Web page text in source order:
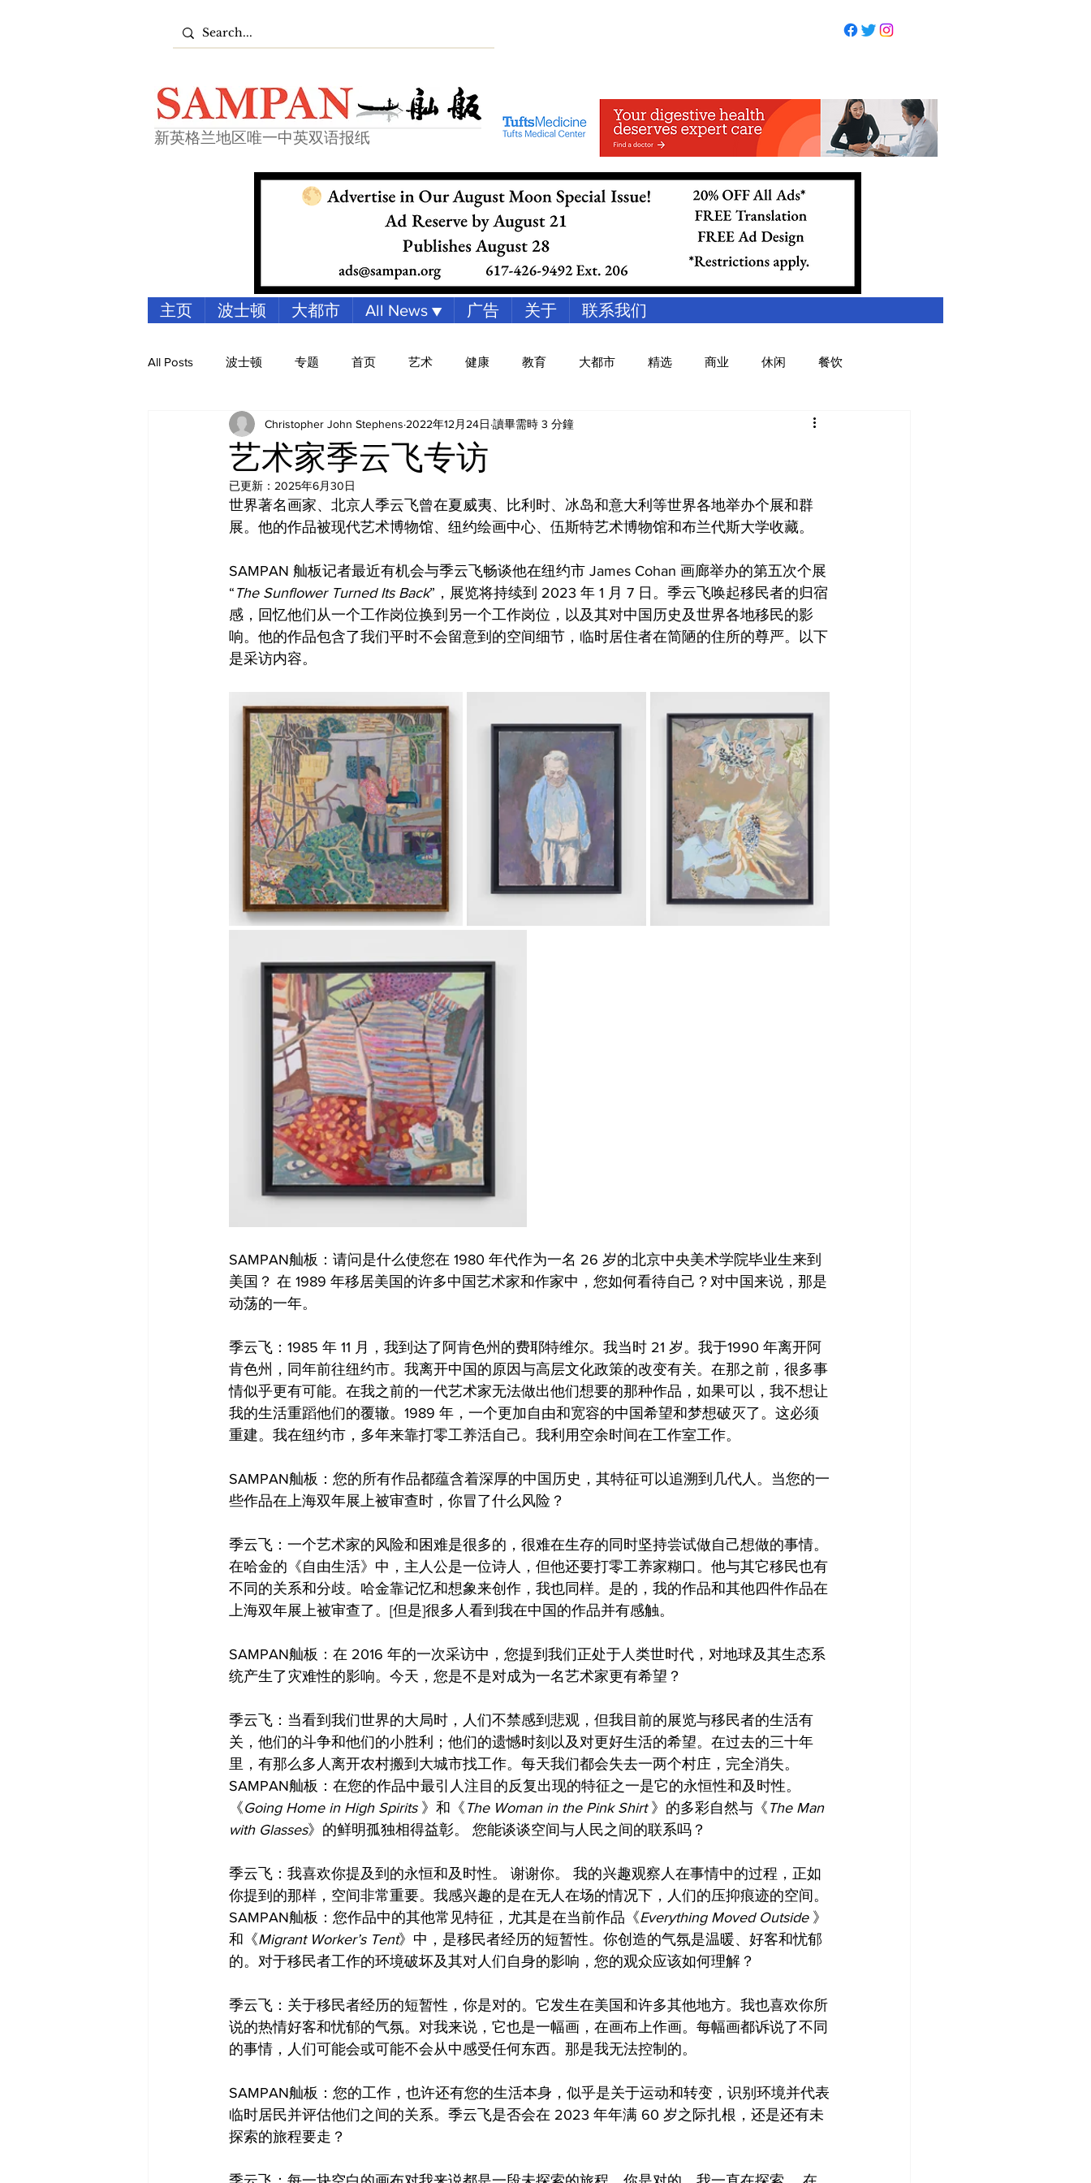
新英格兰地区唯一中英双语报纸
主页 波士顿 大都市 All News ▼ 广告 关于 联系我们
All Posts 波士顿 专题 首页 艺术 健康 教育 大都市 精选 商业 休闲 餐饮
艺术家季云飞专访
Christopher John Stephens 2022年12月24日 讀畢需時 3 分鐘
已更新： 2025年6月30日
世界著名画家、北京人季云飞曾在夏威夷、比利时、冰岛和意大利等世界各地举办个展和群
展。他的作品被现代艺术博物馆、纽约绘画中心、伍斯特艺术博物馆和布兰代斯大学收藏。
SAMPAN 舢板记者最近有机会与季云飞畅谈他在纽约市 James Cohan 画廊举办的第五次个展
“ The Sunflower Turned Its Back”，展览将持续到 2023 年 1 月 7 日。季云飞唤起移民者的归宿
感，回忆他们从一个工作岗位换到另一个工作岗位，以及其对中国历史及世界各地移民的影
响。他的作品包含了我们平时不会留意到的空间细节，临时居住者在简陋的住所的尊严。以下
是采访内容。
SAMPAN舢板：请问是什么使您在 1980 年代作为一名 26 岁的北京中央美术学院毕业生来到
美国？ 在 1989 年移居美国的许多中国艺术家和作家中，您如何看待自己？对中国来说，那是
动荡的一年。
季云飞：1985 年 11 月，我到达了阿肯色州的费耶特维尔。我当时 21 岁。我于1990 年离开阿
肯色州，同年前往纽约市。我离开中国的原因与高层文化政策的改变有关。在那之前，很多事
情似乎更有可能。在我之前的一代艺术家无法做出他们想要的那种作品，如果可以，我不想让
我的生活重蹈他们的覆辙。1989 年，一个更加自由和宽容的中国希望和梦想破灭了。这必须
重建。我在纽约市，多年来靠打零工养活自己。我利用空余时间在工作室工作。
SAMPAN舢板：您的所有作品都蕴含着深厚的中国历史，其特征可以追溯到几代人。当您的一
些作品在上海双年展上被审查时，你冒了什么风险？
季云飞：一个艺术家的风险和困难是很多的，很难在生存的同时坚持尝试做自己想做的事情。
在哈金的《自由生活》中，主人公是一位诗人，但他还要打零工养家糊口。他与其它移民也有
不同的关系和分歧。哈金靠记忆和想象来创作，我也同样。是的，我的作品和其他四件作品在
上海双年展上被审查了。[但是]很多人看到我在中国的作品并有感触。
SAMPAN舢板：在 2016 年的一次采访中，您提到我们正处于人类世时代，对地球及其生态系
统产生了灾难性的影响。今天，您是不是对成为一名艺术家更有希望？
季云飞：当看到我们世界的大局时，人们不禁感到悲观，但我目前的展览与移民者的生活有
关，他们的斗争和他们的小胜利；他们的遗憾时刻以及对更好生活的希望。在过去的三十年
里，有那么多人离开农村搬到大城市找工作。每天我们都会失去一两个村庄，完全消失。
SAMPAN舢板：在您的作品中最引人注目的反复出现的特征之一是它的永恒性和及时性。
《Going Home in High Spirits 》和《 The Woman in the Pink Shirt 》的多彩自然与《 The Man
with Glasses》的鲜明孤独相得益彰。 您能谈谈空间与人民之间的联系吗？
季云飞：我喜欢你提及到的永恒和及时性。 谢谢你。 我的兴趣观察人在事情中的过程，正如
你提到的那样，空间非常重要。我感兴趣的是在无人在场的情况下，人们的压抑痕迹的空间。
SAMPAN舢板：您作品中的其他常见特征，尤其是在当前作品《Everything Moved Outside 》
和《Migrant Worker’s Tent》中，是移民者经历的短暂性。你创造的气氛是温暖、好客和忧郁
的。对于移民者工作的环境破坏及其对人们自身的影响，您的观众应该如何理解？
季云飞：关于移民者经历的短暂性，你是对的。它发生在美国和许多其他地方。我也喜欢你所
说的热情好客和忧郁的气氛。对我来说，它也是一幅画，在画布上作画。每幅画都诉说了不同
的事情，人们可能会或可能不会从中感受任何东西。那是我无法控制的。
SAMPAN舢板：您的工作，也许还有您的生活本身，似乎是关于运动和转变，识别环境并代表
临时居民并评估他们之间的关系。季云飞是否会在 2023 年年满 60 岁之际扎根，还是还有未
探索的旅程要走？